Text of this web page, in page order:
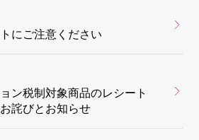
にご注意ください
ン税制対象商品のレシート
詫びとお知らせ